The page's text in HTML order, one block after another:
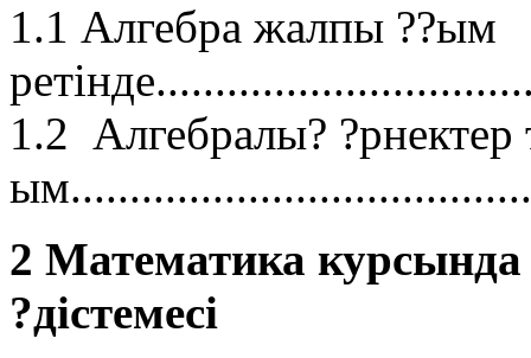
1.1 Алгебра жалпы ??ым
1.2 Алгебралы? ?рнектер
2 Математика курсында
?дістемесі